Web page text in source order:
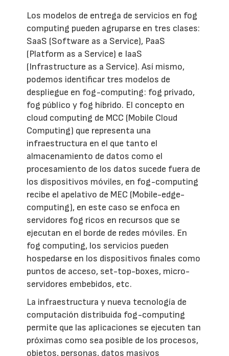
Los modelos de entrega de servicios en fog
computing pueden agruparse en tres clases:
SaaS (Software as a Service), PaaS
(Platform as a Service) e IaaS
(Infrastructure as a Service). Así mismo,
podemos identificar tres modelos de
despliegue en fog-computing: fog privado,
fog público y fog híbrido. El concepto en
cloud computing de MCC (Mobile Cloud
Computing) que representa una
infraestructura en el que tanto el
almacenamiento de datos como el
procesamiento de los datos sucede fuera de
los dispositivos móviles, en fog-computing
recibe el apelativo de MEC (Mobile-edge-
computing), en este caso se enfoca en
servidores fog ricos en recursos que se
ejecutan en el borde de redes móviles. En
fog computing, los servicios pueden
hospedarse en los dispositivos finales como
puntos de acceso, set-top-boxes, micro-
servidores embebidos, etc.
La infraestructura y nueva tecnología de
computación distribuida fog-computing
permite que las aplicaciones se ejecuten tan
próximas como sea posible de los procesos,
objetos, personas, datos masivos